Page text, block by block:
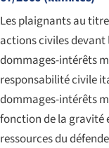
Les plaignants au
actions civiles
dommages-intérêts
responsabilité civile
dommages-intérêts
fonction de la gravité
ressources du